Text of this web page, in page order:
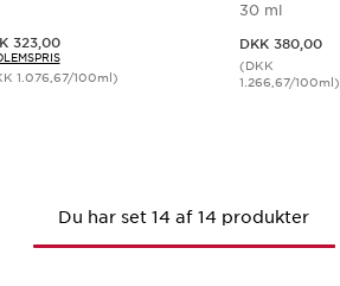
DKK 323,00323,00
1.076,67/100ml)
30 ml
DKK 380,00
(DKK
1.266,67/100ml)
Du har set 14 af 14 produkter